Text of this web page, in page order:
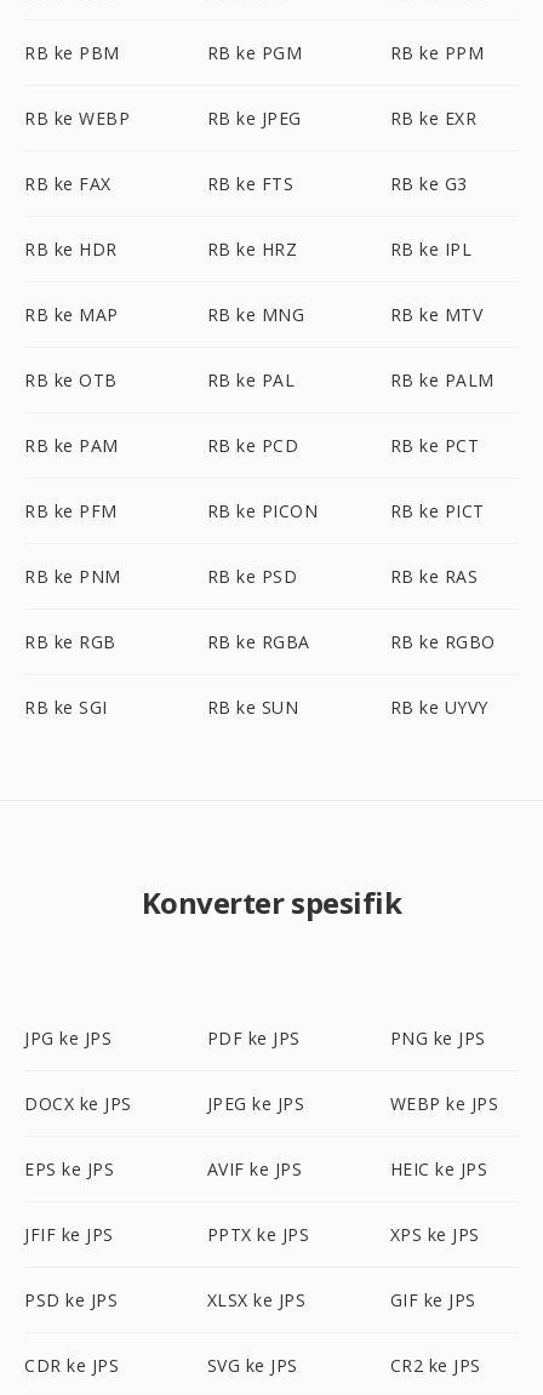
RB ke PBM RB ke PGM RB ke PPM
RB ke WEBP RB ke JPEG RB ke EXR
RB ke FAX RB ke FTS RB ke G3
RB ke HDR RB ke HRZ RB ke IPL
RB ke MAP RB ke MNG RB ke MTV
RB ke OTB RB ke PAL RB ke PALM
RB ke PAM RB ke PCD RB ke PCT
RB ke PFM RB ke PICON RB ke PICT
RB ke PNM RB ke PSD RB ke RAS
RB ke RGB RB ke RGBA RB ke RGBO
RB ke SGI RB ke SUN RB ke UYVY
Konverter spesifik
JPG ke JPS PDF ke JPS PNG ke JPS
DOCX ke JPS JPEG ke JPS WEBP ke JPS
EPS ke JPS AVIF ke JPS HEIC ke JPS
JFIF ke JPS PPTX ke JPS XPS ke JPS
PSD ke JPS XLSX ke JPS GIF ke JPS
CDR ke JPS SVG ke JPS CR2 ke JPS